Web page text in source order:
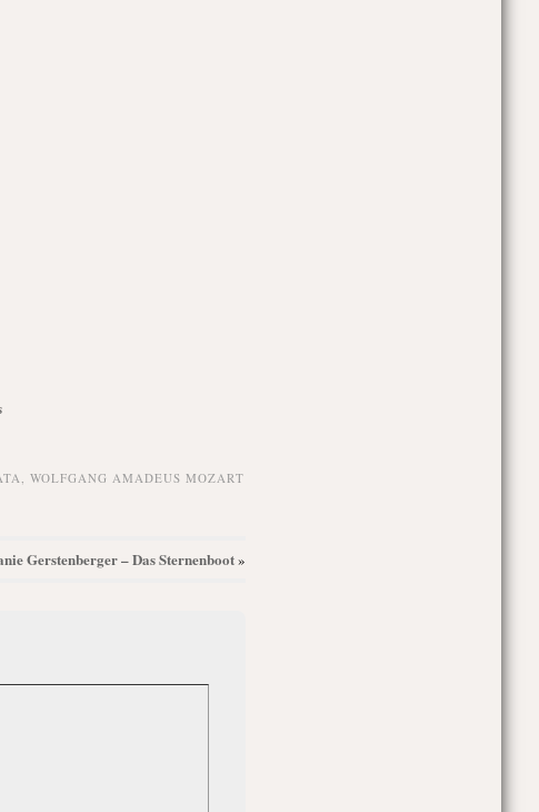
, WOLFGANG AMADEUS MOZART
Gerstenberger – Das Sternenboot»